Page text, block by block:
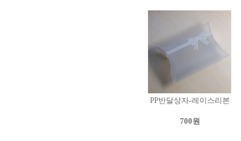
PP반달상자-레이스리본
700원